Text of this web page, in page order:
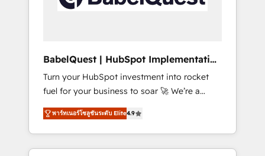
A little about us: • Boutique 'Elite' team of 12 •
42001:2023 certified - the AI management
standard • GuardHub: our AI governance
framework, built on ISO 42001 Ready for the
next step? Click the 👈 '𝗖𝗼𝗻𝘁𝗮𝗰𝘁 𝗯𝘂𝘀𝗶𝗻𝗲𝘀𝘀'
button to get in touch (𝘸𝘦'𝘳𝘦 𝘴𝘶𝘱𝘦𝘳
𝘳𝘦𝘴𝘱𝘰𝘯𝘴𝘪𝘷𝘦)
BabelQuest | HubSpot Implementation
& Consultancy
Turn your HubSpot investment into rocket
fuel for your business to soar 🚀 We’re a
team of accredited HubSpot experts ready
to help you. We can implement the platform
into complex business environments,
optimise what you've got and make sure you
พาร์ทเนอร์โซลูชันระดับ Elite4.9